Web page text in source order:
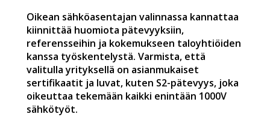
Oikean sähköasentajan valinnassa kannattaa
kiinnittää huomiota pätevyyksiin,
referensseihin ja kokemukseen taloyhtiöiden
kanssa työskentelystä. Varmista, että
valitulla yrityksellä on asianmukaiset
sertifikaatit ja luvat, kuten S2-pätevyys, joka
oikeuttaa tekemään kaikki enintään 1000V
sähkötyöt.